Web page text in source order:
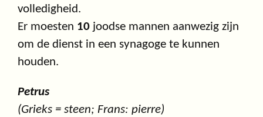
volledigheid.
Er moesten 10 joodse mannen aanwezig zijn
om de dienst in een synagoge te kunnen
houden.
Petrus
(Grieks = steen; Frans: pierre)